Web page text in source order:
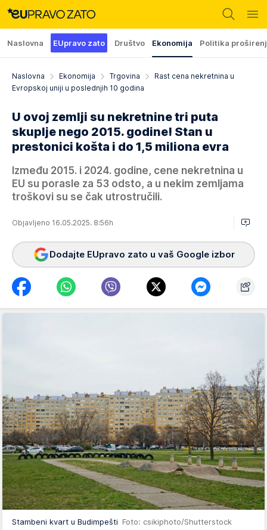
Naslovna EUpravo zato Društvo Ekonomija Politika
Naslovna Ekonomija Trgovina
Rast cena nekretnina u
Evropskoj uniji u poslednjih 10 godina
U ovoj zemlji su nekretnine tri puta
skuplje nego 2015. godine! Stan u
prestonici košta i do 1,5 miliona evra
Između 2015. i 2024. godine, cene nekretnina u
EU su porasle za 53 odsto, a u nekim zemljama
troškovi su se čak utrostručili.
Objavljeno 16.05.2025. 8:56h
Dodajte EUpravo zato u vaš Google izbor
Stambeni kvart u Budimpešti Foto: csikiphoto/Shutterstock